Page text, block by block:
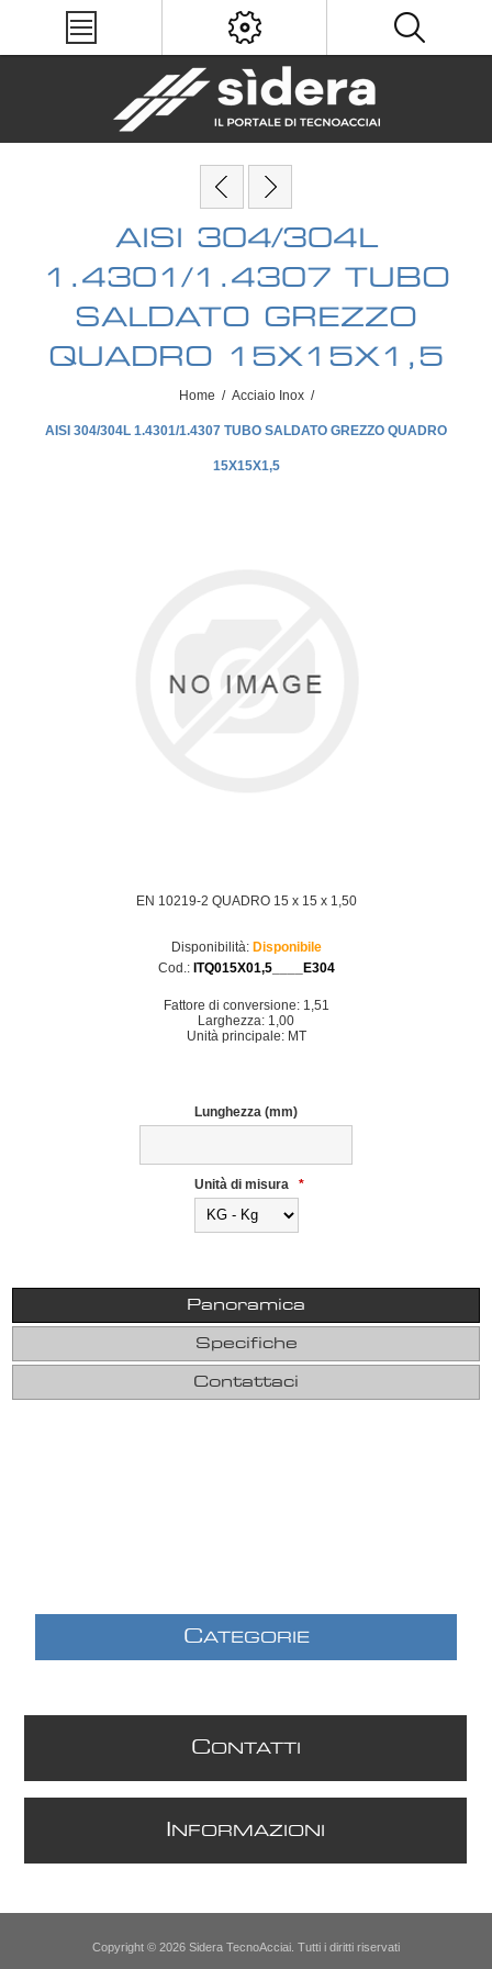
AISI 304/304L
1.4301/1.4307 TUBO
SALDATO GREZZO
QUADRO 15X15X1,5
Home / Acciaio Inox /
AISI 304/304L 1.4301/1.4307 TUBO SALDATO GREZZO QUADRO
15X15X1,5
EN 10219-2 QUADRO 15 x 15 x 1,50
Disponibilità: Disponibile
Cod.: ITQ015X01,5____E304
Fattore di conversione: 1,51
Larghezza: 1,00
Unità principale: MT
Lunghezza (mm)
Unità di misura *
Panoramica
Specifiche
Contattaci
CATEGORIE
CONTATTI
NFORMAZIONI
Copyright © 2026 Sidera TecnoAcciai. Tutti i diritti riservati